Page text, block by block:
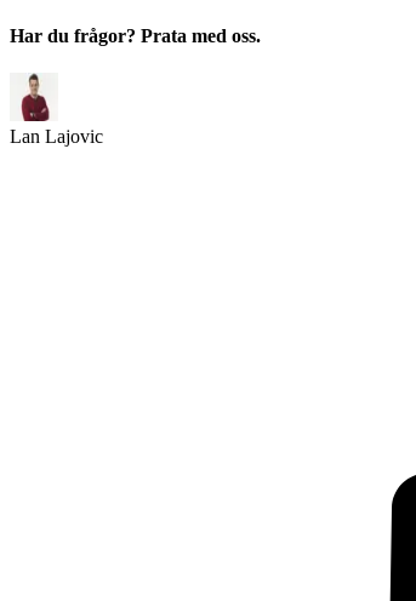
Har du frågor? Prata med oss.
Lan Lajovic